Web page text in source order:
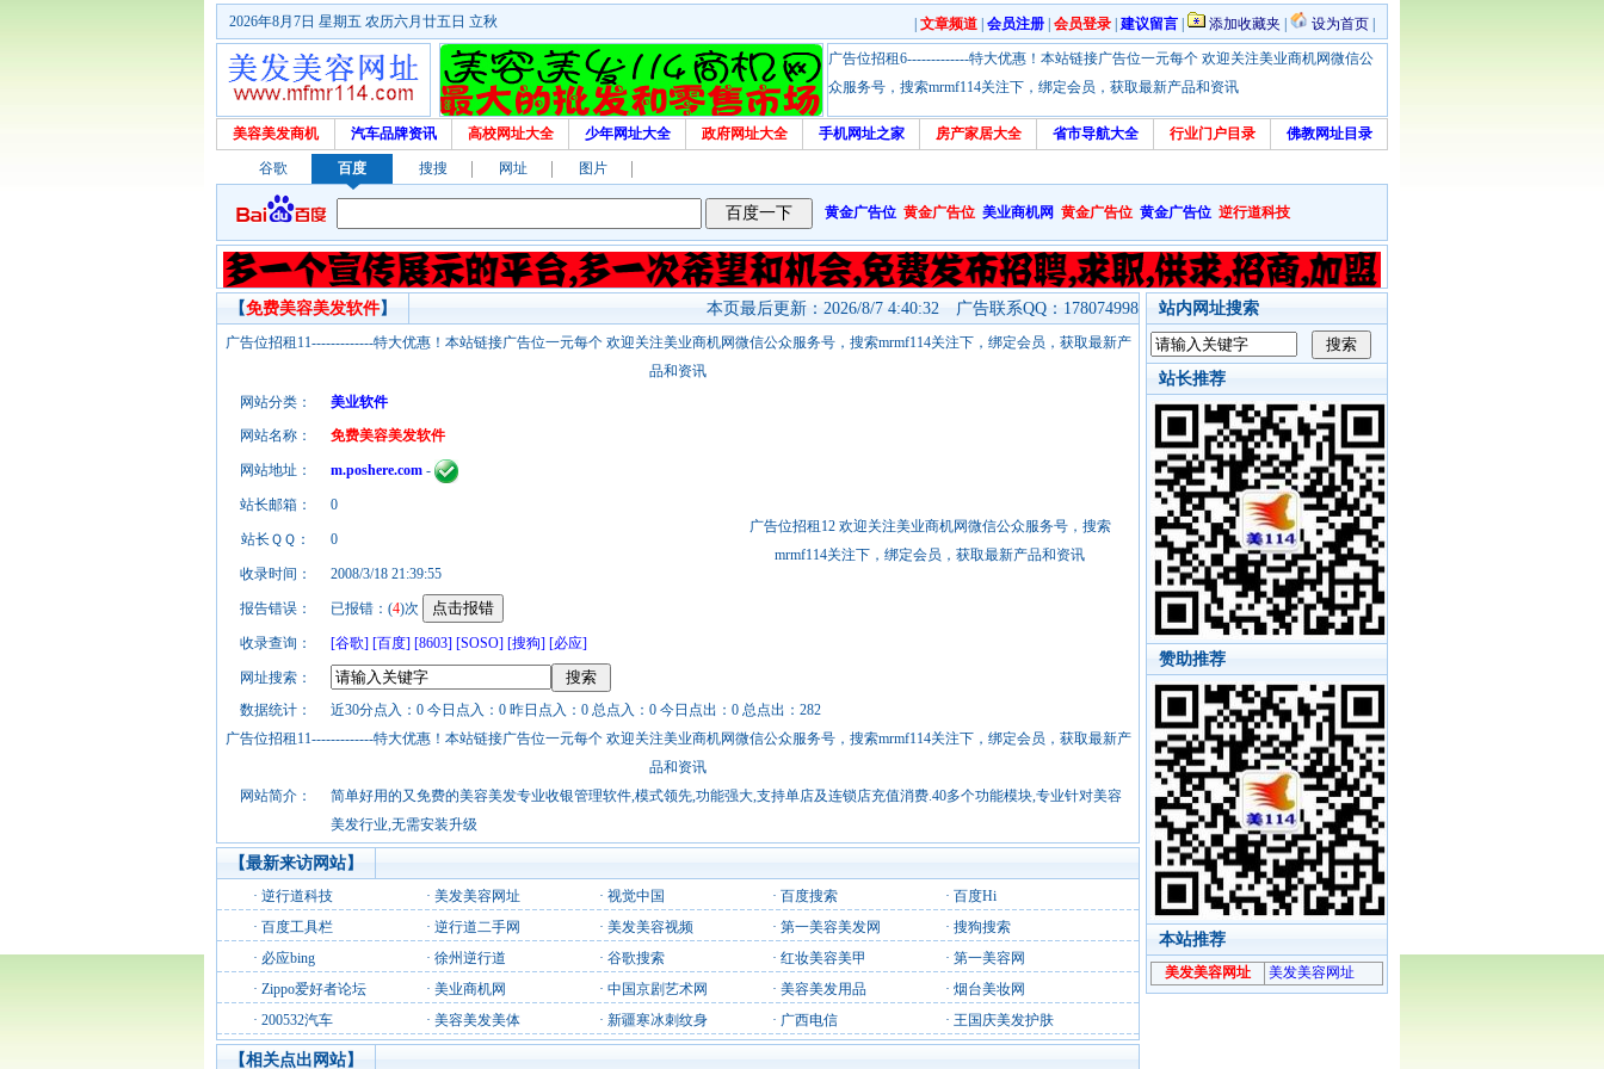
文章频道 会员注册 会员登录 建议留言 添加收藏夹 设为首页
2026年8月7日 星期五 农历六月廿五日 立秋
广告位招租6-------------特大优惠！本站链接广告位一元每个 欢迎关注美业商机网微信公
众服务号，搜索mrmf114关注下，绑定会员，获取最新产品和资讯
美容美发商机 汽车品牌资讯 高校网址大全 少年网址大全 政府网址大全 手机网址之家 房产家居大全 省市导航大全 行业门户目录 佛教网址目录
谷歌 百度 搜搜 网址 图片
黄金广告位 黄金广告位 美业商机网 黄金广告位 黄金广告位 逆行道科技
站内网址搜索
站长推荐
赞助推荐
本站推荐
本页最后更新：2026/8/7 4:40:32 广告联系QQ：178074998
【免费美容美发软件】
广告位招租11-------------特大优惠！本站链接广告位一元每个 欢迎关注美业商机网微信公众服务号，搜索mrmf114关注下，绑定会员，获取最新产
品和资讯
网站分类：
美业软件
广告位招租12 欢迎关注美业商机网微信公众服务号，搜索
mrmf114关注下，绑定会员，获取最新产品和资讯
网站名称： 免费美容美发软件
网站地址： m.poshere.com -
站长邮箱： 0
站长ＱＱ： 0
收录时间： 2008/3/18 21:39:55
报告错误： 已报错：(4)次
收录查询： [谷歌] [百度] [8603] [SOSO] [搜狗] [必应]
网址搜索：
数据统计：
近30分点入：0 今日点入：0 昨日点入：0 总点入：0 今日点出：0 总点出：282
广告位招租11-------------特大优惠！本站链接广告位一元每个 欢迎关注美业商机网微信公众服务号，搜索mrmf114关注下，绑定会员，获取最新产
品和资讯
网站简介：
简单好用的又免费的美容美发专业收银管理软件,模式领先,功能强大,支持单店及连锁店充值消费.40多个功能模块,专业针对美容
美发行业,无需安装升级
【最新来访网站】
· 逆行道科技 · 美发美容网址 · 视觉中国 · 百度搜索 · 百度Hi
· 百度工具栏 · 逆行道二手网 · 美发美容视频 · 第一美容美发网 · 搜狗搜索
· 必应bing · 徐州逆行道 · 谷歌搜索 · 红妆美容美甲 · 第一美容网
· Zippo爱好者论坛 · 美业商机网 · 中国京剧艺术网 · 美容美发用品 · 烟台美妆网
· 200532汽车 · 美容美发美体 · 新疆寒冰刺纹身 · 广西电信 · 王国庆美发护肤
【相关点出网站】